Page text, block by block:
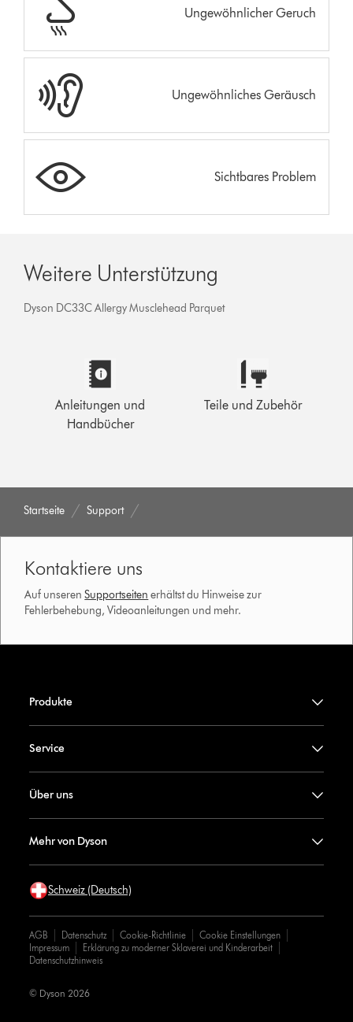
Ungewöhnlicher Geruch
Ungewöhnliches Geräusch
Sichtbares Problem
Weitere Unterstützung
Dyson DC33C Allergy Musclehead Parquet
Anleitungen und
Handbücher
Teile und Zubehör
Startseite Support
Kontaktiere uns
Auf unserenSupportseiten erhältst du Hinweise zur
Fehlerbehebung, Videoanleitungen und mehr.
Produkte
Service
Über uns
Mehr von Dyson
Schweiz (Deutsch)
AGB Datenschutz Cookie-Richtlinie
Cookie Einstellungen
Impressum
Erklärung zu moderner Sklaverei und Kinderarbeit
Datenschutzhinweis
© Dyson 2026